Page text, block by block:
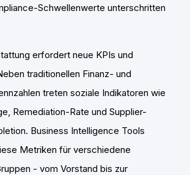
Schwellenwerte unterschritten
erfordert neue KPIs und
traditionellen Finanz- und
treten soziale Indikatoren wie
Remediation-Rate und Supplier-
Business Intelligence Tools
Metriken für verschiedene
- vom Vorstand bis zur